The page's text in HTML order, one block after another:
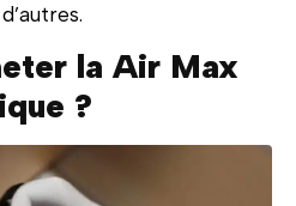
la Air Max
?